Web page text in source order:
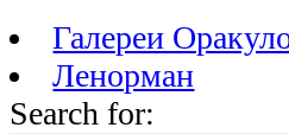
Галереи
Ленорман
Search for: